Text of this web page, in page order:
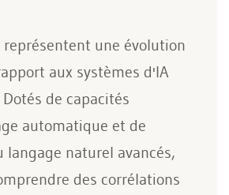
représentent une évolution
aux systèmes d'IA
de capacités
automatique et de
naturel avancés,
des corrélations